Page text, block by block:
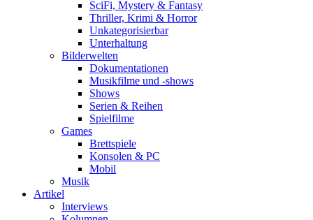
SciFi, Mystery & Fantasy
Thriller, Krimi & Horror
Unkategorisierbar
Unterhaltung
Bilderwelten
Dokumentationen
Musikfilme und -shows
Shows
Serien & Reihen
Spielfilme
Games
Brettspiele
Konsolen & PC
Mobil
Musik
Artikel
Interviews